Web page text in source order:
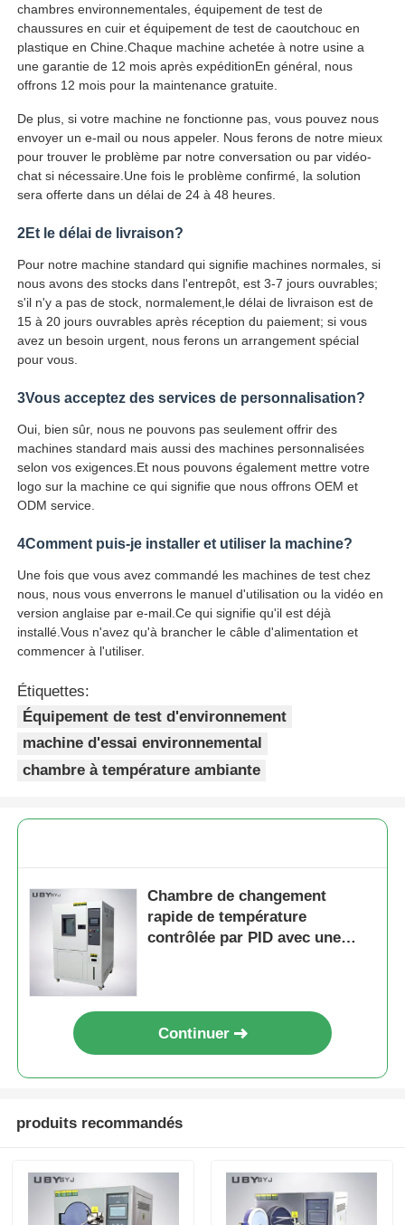
chambres environnementales, équipement de test de
chaussures en cuir et équipement de test de caoutchouc en
plastique en Chine.Chaque machine achetée à notre usine a
une garantie de 12 mois après expéditionEn général, nous
offrons 12 mois pour la maintenance gratuite.
De plus, si votre machine ne fonctionne pas, vous pouvez nous
envoyer un e-mail ou nous appeler. Nous ferons de notre mieux
pour trouver le problème par notre conversation ou par vidéo-
chat si nécessaire.Une fois le problème confirmé, la solution
sera offerte dans un délai de 24 à 48 heures.
2Et le délai de livraison?
Pour notre machine standard qui signifie machines normales, si
nous avons des stocks dans l'entrepôt, est 3-7 jours ouvrables;
s'il n'y a pas de stock, normalement,le délai de livraison est de
15 à 20 jours ouvrables après réception du paiement; si vous
avez un besoin urgent, nous ferons un arrangement spécial
pour vous.
3Vous acceptez des services de personnalisation?
Oui, bien sûr, nous ne pouvons pas seulement offrir des
machines standard mais aussi des machines personnalisées
selon vos exigences.Et nous pouvons également mettre votre
logo sur la machine ce qui signifie que nous offrons OEM et
ODM service.
4Comment puis-je installer et utiliser la machine?
Une fois que vous avez commandé les machines de test chez
nous, nous vous enverrons le manuel d'utilisation ou la vidéo en
version anglaise par e-mail.Ce qui signifie qu'il est déjà
installé.Vous n'avez qu'à brancher le câble d'alimentation et
commencer à l'utiliser.
Étiquettes:
Équipement de test d'environnement
machine d'essai environnemental
chambre à température ambiante
Chambre de changement
rapide de température
contrôlée par PID avec une
Continuer
produits recommandés